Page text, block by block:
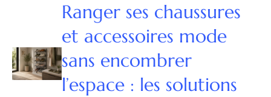
Ranger ses chaussures
et accessoires mode
sans encombrer
l’espace : les solutions